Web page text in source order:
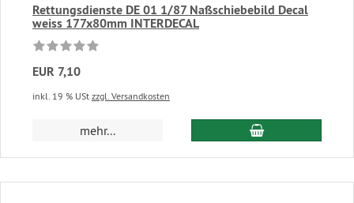
Rettungsdienste DE 01 1/87 Naßschiebebild Decal
weiss 177x80mm INTERDECAL
EUR 7,10
inkl. 19 % USt zzgl. Versandkosten
mehr... In den